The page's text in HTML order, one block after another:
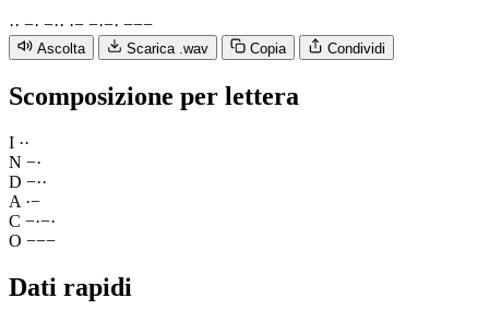
·· −· −·· ·− −·−· −−−
Ascolta Scarica .wav Copia Condividi
Scomposizione per lettera
I ··
N −·
D −··
A ·−
C −·−·
O −−−
Dati rapidi